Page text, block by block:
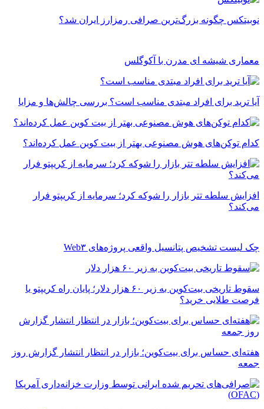
نوبیتکس چگونه بزرگ‌ترین صرافی رمزارز ایران شد؟
معماری شیشه ای مدرن با آکوگلس
آیا ترید برای افراد مبتدی مناسب است؟ بررسی چالش‌ها و مزایا
کدام توکن‌های هوش مصنوعی بهتر از بیت کوین عمل کرده‌اند؟
افزایش سلطه تتر بازار را شوکه کرد؛ سرمایه از کریپتو فرار
می‌کند؟
چک ‌لیست تشخیص پتانسیل واقعی پروژه‌های Web۳
سقوط تاریخی بیت‌کوین به زیر ۶۰ هزار دلار؛ پایان راه کریپتو یا
فرصت طلایی خرید؟
هفته‌ای حساس برای بیت‌کوین؛ بازار در انتظار انتشار گزارش روز
جمعه